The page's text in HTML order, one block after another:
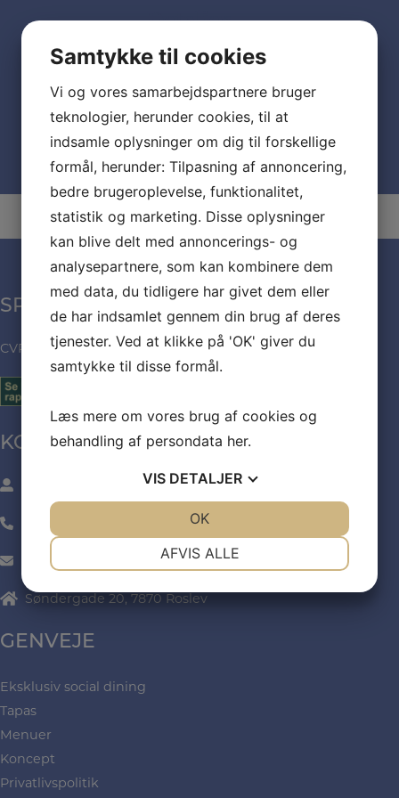
Detaljer
Dato:
Mindesammenkomst
SPÆNDENDE MAD
CVR: 35971432
KONTAKT
mail@spaendendemad.dk
Søndergade 20, 7870 Roslev
GENVEJE
Eksklusiv social dining
Tapas
Menuer
Koncept
Privatlivspolitik
Samtykke til cookies
Vi og vores samarbejdspartnere bruger
teknologier, herunder cookies, til at
indsamle oplysninger om dig til forskellige
formål, herunder: Tilpasning af annoncering,
bedre brugeroplevelse, funktionalitet,
statistik og marketing. Disse oplysninger
kan blive delt med annoncerings- og
analysepartnere, som kan kombinere dem
med data, du tidligere har givet dem eller
de har indsamlet gennem din brug af deres
tjenester. Ved at klikke på 'OK' giver du
samtykke til disse formål.
Læs mere om vores brug af cookies og
behandling af persondata her.
VIS DETALJER
MARKETING
AFVIS ALLE
OK